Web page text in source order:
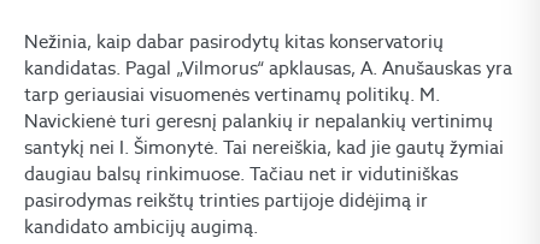
Nežinia, kaip dabar pasirodytų kitas konservatorių
kandidatas. Pagal „Vilmorus“ apklausas, A. Anušauskas yra
tarp geriausiai visuomenės vertinamų politikų. M.
Navickienė turi geresnį palankių ir nepalankių vertinimų
santykį nei I. Šimonytė. Tai nereiškia, kad jie gautų žymiai
daugiau balsų rinkimuose. Tačiau net ir vidutiniškas
pasirodymas reikštų trinties partijoje didėjimą ir
kandidato ambicijų augimą.